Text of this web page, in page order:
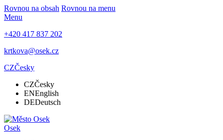
Rovnou na obsah Rovnou na menu
Menu
+420 417 837 202
krtkova@osek.cz
CZČesky
CZČesky
ENEnglish
DEDeutsch
Osek